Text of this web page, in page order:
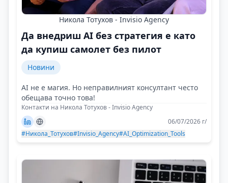
Никола Тотухов - Invisio Agency
Да внедриш AI без стратегия е като
да купиш самолет без пилот
Новини
AI не е магия. Но неправилният консултант често
обещава точно това!
Контакти на Никола Тотухов - Invisio Agency
06/07/2026 г/
#Никола_Тотухов#Invisio_Agency#AI_Optimization_Tools